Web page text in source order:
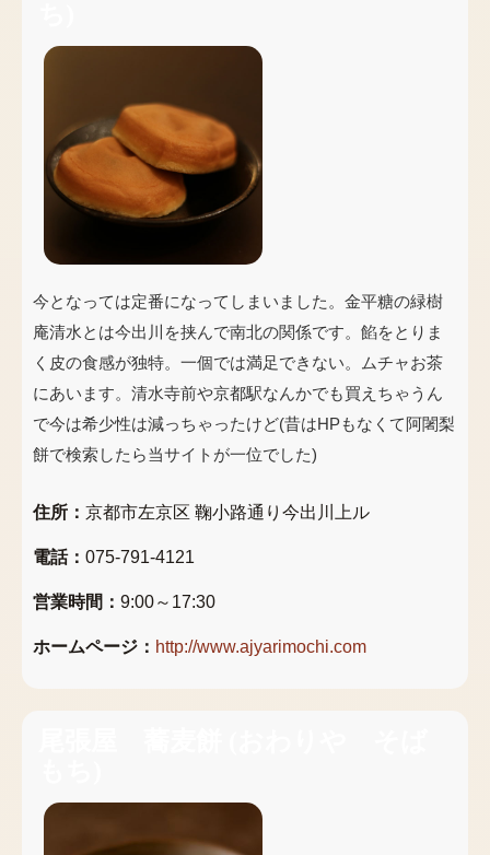
今となっては定番になってしまいました。金平糖の緑樹
庵清水とは今出川を挟んで南北の関係です。餡をとりま
く皮の食感が独特。一個では満足できない。ムチャお茶
にあいます。清水寺前や京都駅なんかでも買えちゃうん
で今は希少性は減っちゃったけど(昔はHPもなくて阿闍梨
餅で検索したら当サイトが一位でした)
住所： 京都市左京区 鞠小路通り今出川上ル
電話： 075-791-4121
営業時間： 9:00～17:30
ホームページ： http://www.ajyarimochi.com